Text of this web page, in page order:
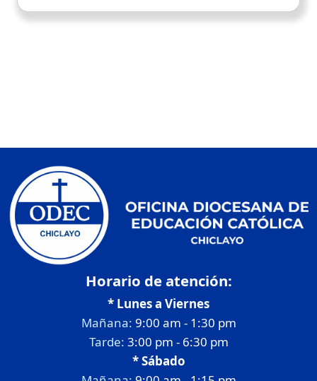
Horario de atención:
* Lunes a Viernes
Mañana: 9:00 am - 1:30 pm
Tarde: 3:00 pm - 6:30 pm
* Sábado